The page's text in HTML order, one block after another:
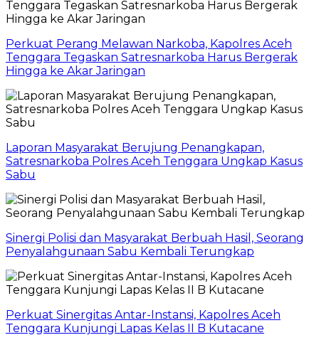
Perkuat Perang Melawan Narkoba, Kapolres Aceh
Tenggara Tegaskan Satresnarkoba Harus Bergerak
Hingga ke Akar Jaringan
Laporan Masyarakat Berujung Penangkapan,
Satresnarkoba Polres Aceh Tenggara Ungkap Kasus
Sabu
Sinergi Polisi dan Masyarakat Berbuah Hasil, Seorang
Penyalahgunaan Sabu Kembali Terungkap
Perkuat Sinergitas Antar-Instansi, Kapolres Aceh
Tenggara Kunjungi Lapas Kelas II B Kutacane